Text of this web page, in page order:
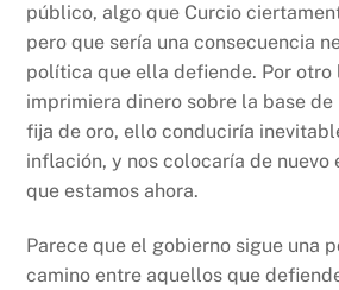
público, algo que Curcio
pero que sería una consecuencia
política que ella defiende. Por otro
imprimiera dinero sobre la base
fija de oro, ello conduciría
inflación, y nos colocaría de nuevo
que estamos ahora.
Parece que el gobierno sigue una
camino entre aquellos que